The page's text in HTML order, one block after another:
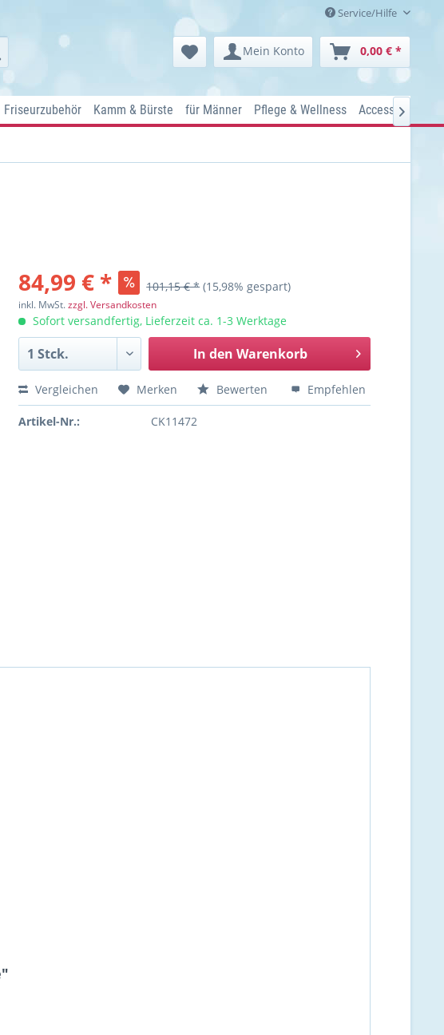
Service/Hilfe
Mein Konto 0,00 € *
Friseurzubehör Kamm & Bürste für Männer Pflege & Wellness Accessoires

84,99 € * 101,15 € * (15,98% gespart)
inkl. MwSt.zzgl. Versandkosten
Sofort versandfertig, Lieferzeit ca. 1-3 Werktage
In den Warenkorb
Vergleichen Merken Bewerten Empfehlen
Artikel-Nr.: CK11472